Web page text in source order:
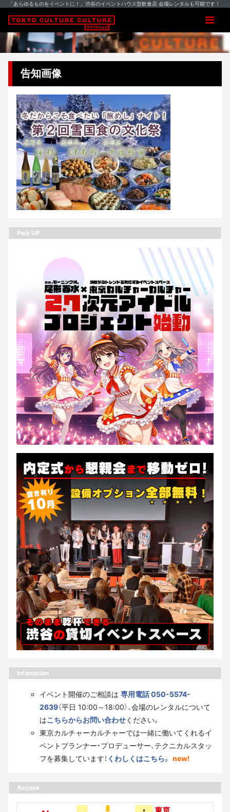
「あらゆるものをイベントに！」渋谷のイベントハウス型飲食店 会場レンタルも可能です！
告知画像
Pick UP
Infomation
イベント開催のご相談は 専用電話 050-5574-
2639（平日 10:00～18:00）、会場のレンタルについて
はこちらからお問い合わせください。
東京カルチャーカルチャーでは一緒に働いてくれるイ
ベントプランナー・プロデューサー、テクニカルスタッ
フを募集しています！ くわしくはこちら。 new!
Access